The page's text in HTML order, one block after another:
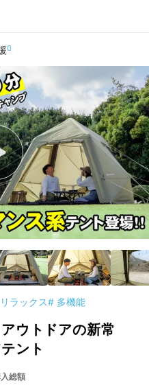
0
ラックス# 多機能
ウトドアの新常
ント
総額